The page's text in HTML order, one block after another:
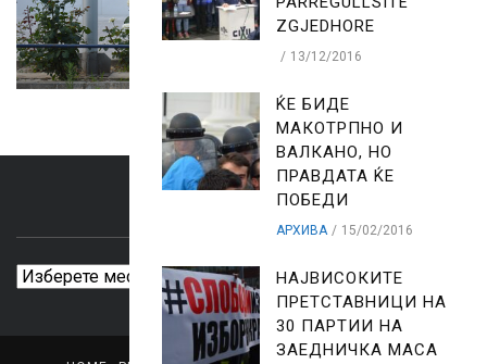
ZGJEDHORE
13/12/2016
ЌЕ БИДЕ
МАКОТРПНО И
ВАЛКАНО, НО
ПРАВДАТА ЌЕ
ПОБЕДИ
АРХИВА 15/02/2016
НАЈВИСОКИТЕ
ПРЕТСТАВНИЦИ НА
30 ПАРТИИ НА
ЗАЕДНИЧКА МАСА
ARCHIVES
Archives